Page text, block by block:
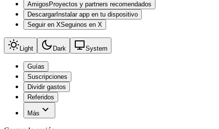
Amigos Proyectos y partners recomendados
DescargarInstalar app en tu dispositivo
Seguir en XSeguinos en X
Light Dark System
Guías
Suscripciones
Dividir gastos
Referidos
Más